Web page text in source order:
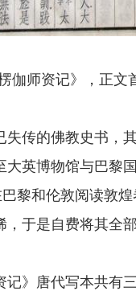
伽师资记》，正文
传的佛教史书，
英博物馆与巴黎
黎和伦敦阅读敦
于是自费将其全
》唐代写本共有